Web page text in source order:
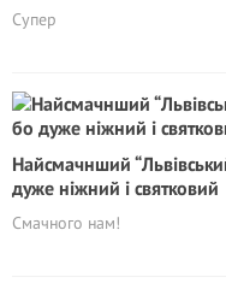
Супер
Найсмачнший
дуже ніжний і святковий
Смачного нам!